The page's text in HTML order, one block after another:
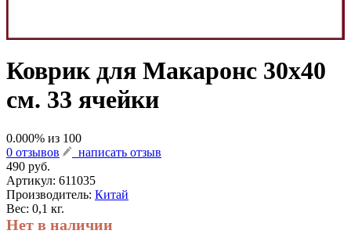
Коврик для Макаронс 30х40
см. 33 ячейки
0.000% из 100
0 отзывов
написать отзыв
490 руб.
Артикул: 611035
Производитель: Китай
Вес: 0,1 кг.
Нет в наличии